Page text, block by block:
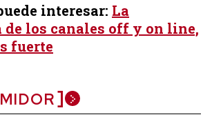
interesar: La
los canales off y on line,
fuerte